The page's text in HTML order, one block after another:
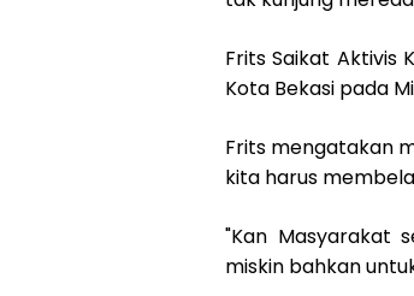
Frits Saikat Aktivis
Kota Bekasi pada
Frits mengatakan
kita harus
"Kan Masyarakat
miskin bahkan